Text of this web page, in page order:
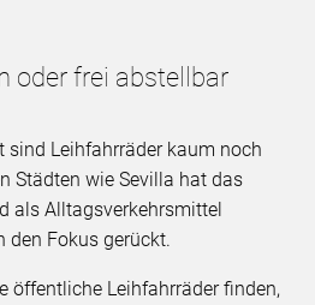
oder frei abstellbar
sind Leihfahrräder kaum noch
Städten wie Sevilla hat das
als Alltagsverkehrsmittel
den Fokus gerückt.
öffentliche Leihfahrräder finden,